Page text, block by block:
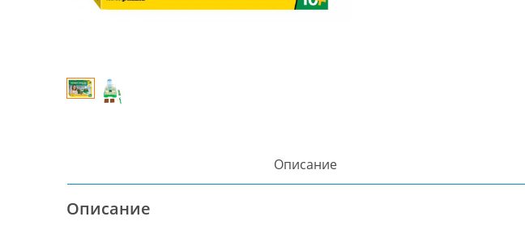
Описание
Описание